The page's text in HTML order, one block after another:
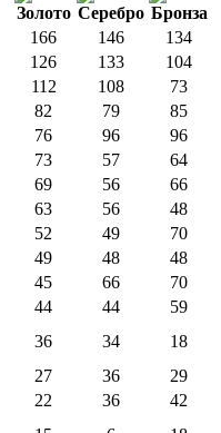
166 146
134
126 133
104
112 108
73
82 79
85
76 96
96
73 57
64
69 56
66
63 56
48
52 49
70
49 48
48
45 66
70
44 44 59
36 34
18
27 36
29
22 36 42